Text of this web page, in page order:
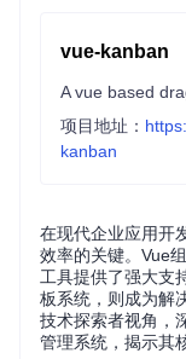
vue-kanban
A vue based
项目地址：
kanban
在现代企业应用开
效率的关键。Vue
工具提供了强大支
板系统，则成为解
技术探索者视角，
管理系统，揭示其